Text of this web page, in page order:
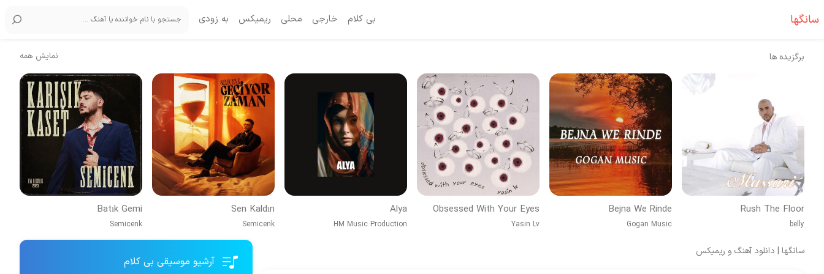
سانگها بی کلام خارجی محلی ریمیکس به زودی
برگزیده ها نمایش همه
Rush The Floor
belly
Bejna We Rinde
Gogan Music
Obsessed With Your Eyes
Yasin Lv
Alya
HM Music Production
Sen Kaldın
Semicenk
Batık Gemi
Semicenk
سانگها | دانلود آهنگ و ریمیکس
آرشیو موسیقی بی کلام